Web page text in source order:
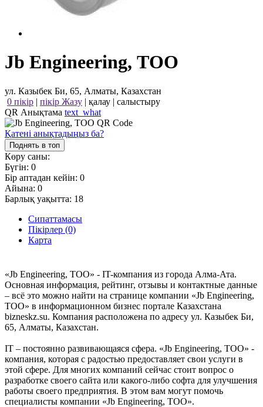
Jb Engineering, ТОО
ул. Казыбек Би, 65, Алматы, Казахстан
0 пікір | пікір Жазу | қалау | салыстыру
QR Анықтама text_what
Қатені анықтадыңыз ба?
Поднять в топ
Көру саны:
Бүгін: 0
Бір аптадан кейін: 0
Айына: 0
Барлық уақытта: 18
Сипаттамасы
Пікірлер (0)
Карта
«Jb Engineering, ТОО» - IT-компания из города Алма-Ата.
Основная информация, рейтинг, отзывы и контактные данные
– всё это можно найти на странице компании «Jb Engineering,
ТОО» в информационном бизнес портале Казахстана
bizneskz.su. Компания расположена по адресу ул. Казыбек Би,
65, Алматы, Казахстан.
IT – постоянно развивающаяся сфера. «Jb Engineering, ТОО» -
компания, которая с радостью предоставляет свои услуги в
этой сфере. Для многих компаний сейчас стоит вопрос о
разработке своего сайта или какого-либо софта для улучшения
работы своего предприятия. В этом вам могут помочь
специалисты компании «Jb Engineering, ТОО».